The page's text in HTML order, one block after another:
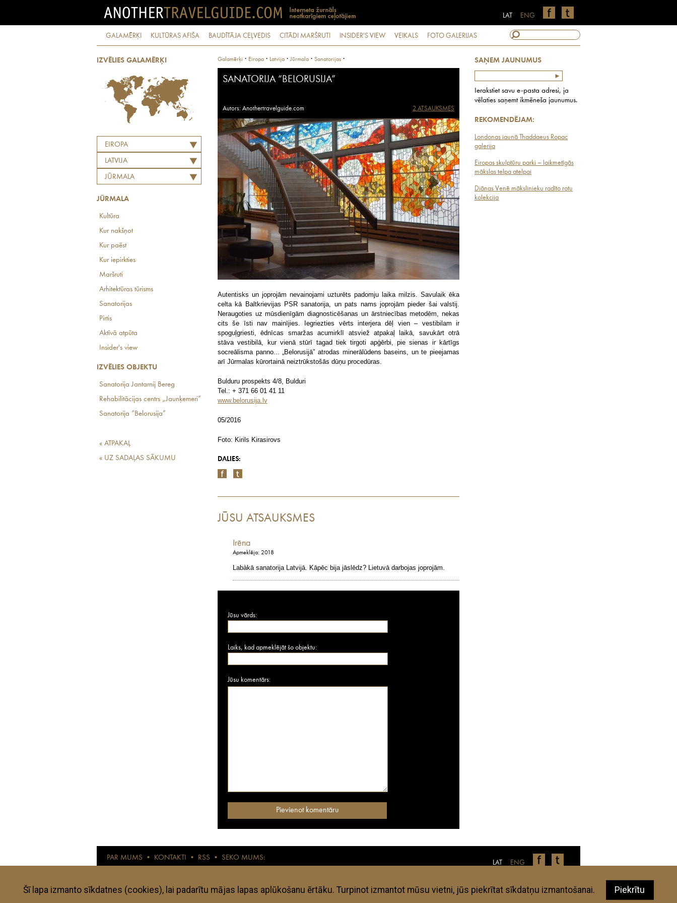
ENG
LAT
GALAMĒRĶI KULTŪRAS AFIŠA BAUDĪTĀJA CEĻVEDIS CITĀDI MARŠRUTI INSIDER'S VIEW VEIKALS FOTO GALERIJAS
IZVĒLIES GALAMĒRĶI
EIROPA
LATVIJA
JŪRMALA
JŪRMALA
Kultūra
Kur nakšņot
Kur paēst
Kur iepirkties
Maršruti
Arhitektūras tūrisms
Sanatorijas
Pirtis
Aktīvā atpūta
Insider's view
IZVĒLIES OBJEKTU
Sanatorija Jantarnij Bereg
Rehabilitācijas centrs „Jaunķemeri”
Sanatorija “Belorusija”
« ATPAKAĻ
« UZ SADAĻAS SĀKUMU
SAŅEM JAUNUMUS
Ierakstiet savu e-pasta adresi, ja
vēlaties saņemt ikmēneša jaunumus.
REKOMENDĒJAM:
Londonas jaunā Thaddaeus Ropac
galerija
Eiropas skulptūru parki – laikmetīgās
mākslas telpa atelpai
Diānas Venē mākslinieku radīto rotu
kolekcija
Galamērķi · Eiropa · Latvija ·Jūrmala · Sanatorijas ·
SANATORIJA “BELORUSIJA”
Autors: Anothertravelguide.com 2 ATSAUKSMES
Autentisks un joprojām nevainojami uzturēts padomju laika milzis. Savulaik ēka
celta kā Baltkrievijas PSR sanatorija, un pats nams joprojām pieder šai valstij.
Neraugoties uz mūsdienīgām diagnosticēšanas un ārstniecības metodēm, nekas
cits še īsti nav mainījies. Iegriezties vērts interjera dēļ vien – vestibilam ir
spoguļgriesti, ēdnīcas smaržas acumirklī atsviež atpakaļ laikā, savukārt otrā
stāva vestibilā, kur vienā stūrī tagad tiek tirgoti apģērbi, pie sienas ir kārtīgs
socreālisma panno... „Belorusijā” atrodas minerālūdens baseins, un te pieejamas
arī Jūrmalas kūrortainā neiztrūkstošās dūņu procedūras.
Bulduru prospekts 4/8, Bulduri
Tel.: + 371 66 01 41 11
www.belorusija.lv
05/2016
Foto: Kirils Kirasirovs
DALIES:
JŪSU ATSAUKSMES
Irēna
Apmeklēja: 2018
Labàkā sanatorija Latvijā. Kāpēc bija jāslēdz? Lietuvā darbojas joprojām.
Jūsu vārds:
Laiks, kad apmeklējāt šo objektu:
Jūsu komentārs:
PAR MUMS • KONTAKTI • RSS • SEKO MUMS:
ENG
LAT
Anothertravelguide.lv ir interneta žurnāls laikmetīgiem mūsdienu ceļotājiem. Visas anothertravelguide.lv apkopotās adreses – viesnīcas, restorāni, veikali u.c., ir autoru
pārbaudītas un izvērtētas. Visi autoru viedokļi ir subjektīvi un anothertravelguide.lv neuzņemas nekādu atbildību, ja kāda no te aplūkotajām vietām neatbilst jūsu